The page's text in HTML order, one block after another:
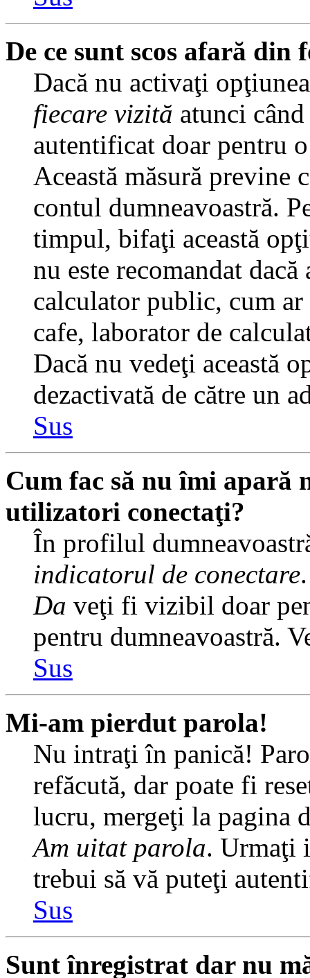
De ce sunt scos afară din
Dacă nu activaţi
fiecare vizită atunci
autentificat doar pentru
Această măsură previne
contul dumneavoastră.
timpul, bifaţi această
nu este recomandat
calculator public, cum
cafe, laborator de
Dacă nu vedeţi această
dezactivată de către un
Sus
Cum fac să nu îmi apară
utilizatori conectaţi?
În profilul
indicatorul de conectare
Da veţi fi vizibil doar
pentru dumneavoastră.
Sus
Mi-am pierdut parola!
Nu intraţi în panică!
refăcută, dar poate fi
lucru, mergeţi la pagina
Am uitat parola. Urmaţi
trebui să vă puteţi
Sus
Sunt înregistrat dar nu